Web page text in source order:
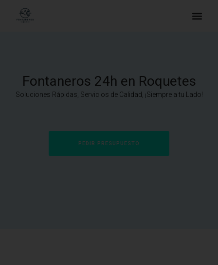
Fontaneros 24h en Roquetes
Soluciones Rápidas, Servicios de Calidad, ¡Siempre a tu Lado!
PEDIR PRESUPUESTO